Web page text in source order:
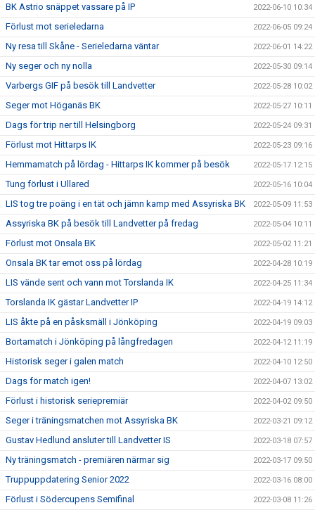
BK Astrio snäppet vassare på IP 2022-06-10 10:34
Förlust mot serieledarna 2022-06-05 09:24
Ny resa till Skåne - Serieledarna väntar 2022-06-01 14:22
Ny seger och ny nolla 2022-05-30 09:14
Varbergs GIF på besök till Landvetter 2022-05-28 10:02
Seger mot Höganäs BK 2022-05-27 10:11
Dags för trip ner till Helsingborg 2022-05-24 09:31
Förlust mot Hittarps IK 2022-05-23 09:16
Hemmamatch på lördag - Hittarps IK kommer på besök 2022-05-17 12:15
Tung förlust i Ullared 2022-05-16 10:04
LIS tog tre poäng i en tät och jämn kamp med Assyriska BK 2022-05-09 11:53
Assyriska BK på besök till Landvetter på fredag 2022-05-04 10:11
Förlust mot Onsala BK 2022-05-02 11:21
Onsala BK tar emot oss på lördag 2022-04-28 10:19
LIS vände sent och vann mot Torslanda IK 2022-04-25 11:34
Torslanda IK gästar Landvetter IP 2022-04-19 14:12
LIS åkte på en påsksmäll i Jönköping 2022-04-19 09:03
Bortamatch i Jönköping på långfredagen 2022-04-12 11:19
Historisk seger i galen match 2022-04-10 12:50
Dags för match igen! 2022-04-07 13:02
Förlust i historisk seriepremiär 2022-04-02 09:50
Seger i träningsmatchen mot Assyriska BK 2022-03-21 09:12
Gustav Hedlund ansluter till Landvetter IS 2022-03-18 07:57
Ny träningsmatch - premiären närmar sig 2022-03-17 09:50
Truppuppdatering Senior 2022 2022-03-16 08:00
Förlust i Södercupens Semifinal 2022-03-08 11:26